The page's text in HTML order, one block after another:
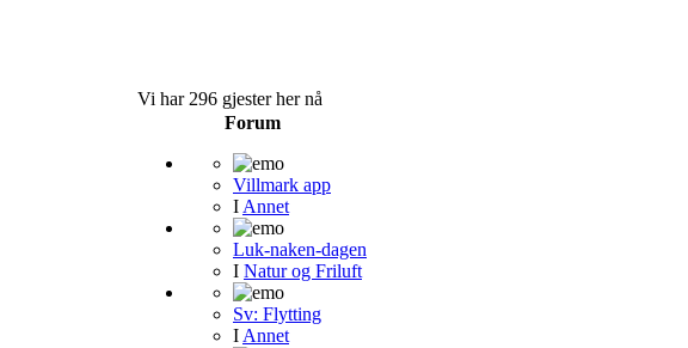
Vi har 296 gjester her nå
Forum
Villmark app
I Annet
Luk-naken-dagen
I Natur og Friluft
Sv: Flytting
I Annet